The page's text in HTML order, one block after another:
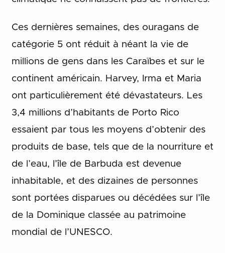
Ces dernières semaines, des ouragans de
catégorie 5 ont réduit à néant la vie de
millions de gens dans les Caraïbes et sur le
continent américain. Harvey, Irma et Maria
ont particulièrement été dévastateurs. Les
3,4 millions d’habitants de Porto Rico
essaient par tous les moyens d’obtenir des
produits de base, tels que de la nourriture et
de l’eau, l’île de Barbuda est devenue
inhabitable, et des dizaines de personnes
sont portées disparues ou décédées sur l’île
de la Dominique classée au patrimoine
mondial de l’UNESCO.